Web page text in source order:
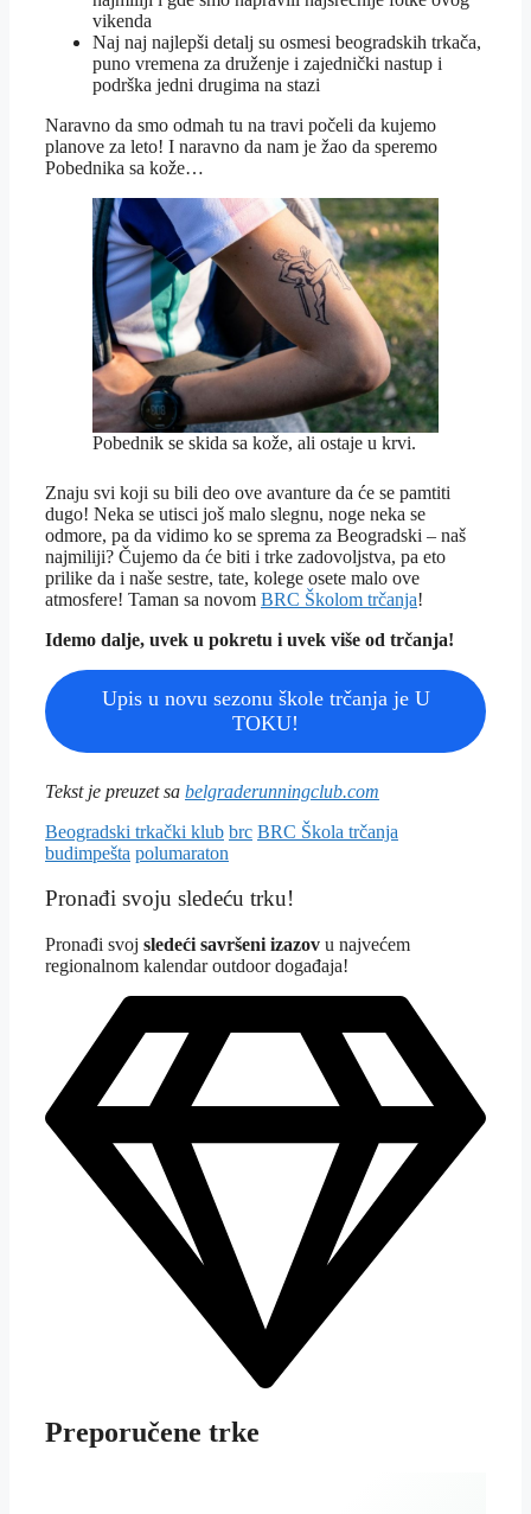
vikenda
Naj naj najlepši detalj su osmesi beogradskih trkača,
puno vremena za druženje i zajednički nastup i
podrška jedni drugima na stazi
Naravno da smo odmah tu na travi počeli da kujemo
planove za leto! I naravno da nam je žao da speremo
Pobednika sa kože…
Pobednik se skida sa kože, ali ostaje u krvi.
Znaju svi koji su bili deo ove avanture da će se pamtiti
dugo! Neka se utisci još malo slegnu, noge neka se
odmore, pa da vidimo ko se sprema za Beogradski – naš
najmiliji? Čujemo da će biti i trke zadovoljstva, pa eto
prilike da i naše sestre, tate, kolege osete malo ove
atmosfere! Taman sa novom BRC Školom trčanja!
Idemo dalje, uvek u pokretu i uvek više od trčanja!
Upis u novu sezonu škole trčanja je U
TOKU!
Tekst je preuzet sa belgraderunningclub.com
Tagovi
Beogradski trkački klub brc BRC Škola trčanja
budimpešta polumaraton
Pronađi svoju sledeću trku!
Pronađi svoj sledeći savršeni izazov u najvećem
regionalnom kalendar outdoor događaja!
Preporučene trke